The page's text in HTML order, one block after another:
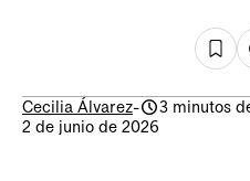
Cecilia Álvarez-
3 minutos
2 de junio de 2026